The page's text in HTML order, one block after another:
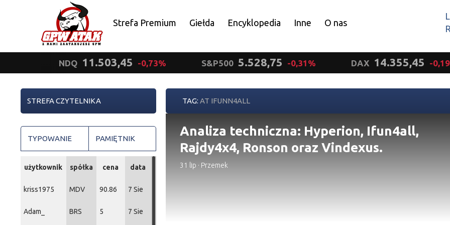
Strefa Premium Giełda Encyklopedia Inne O nas
NDQ 11.503,45 -0,73% S&P500 5.528,75 -0,31% DAX 14.355,45 -
TAG: AT IFUNN4ALL
Analiza techniczna: Hyperion, Ifun4all,
Rajdy4x4, Ronson oraz Vindexus.
31 lip · Przemek
STREFA CZYTELNIKA
TYPOWANIE PAMIĘTNIK
użytkownik spółka cena data
kriss1975 MDV 90.86 7 Sie
Adam_ BRS 5 7 Sie